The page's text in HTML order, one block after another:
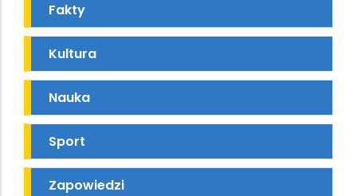
Fakty
Kultura
Nauka
Sport
Zapowiedzi